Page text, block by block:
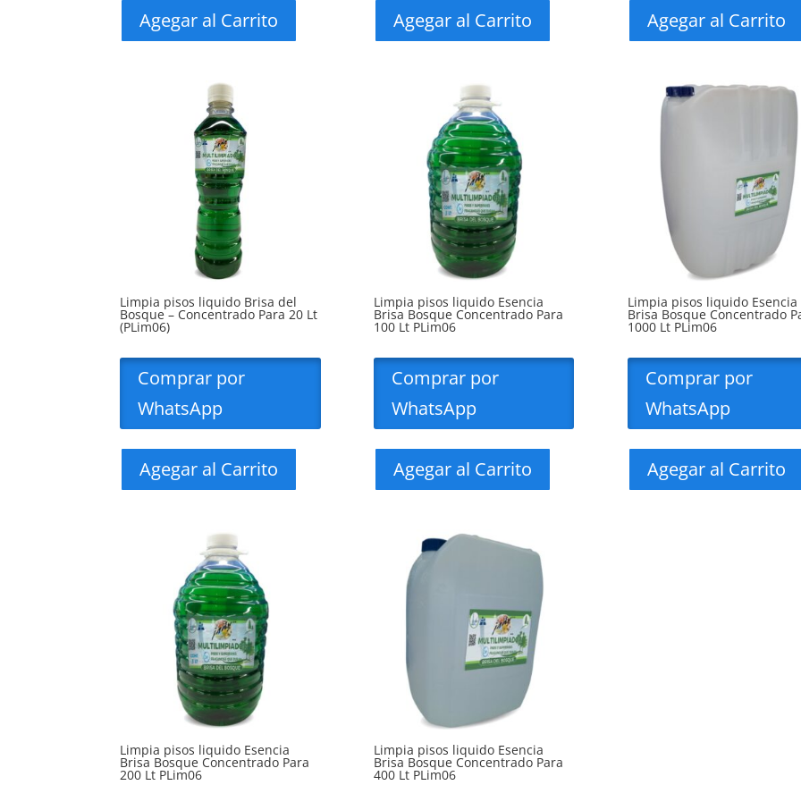
Agegar al Carrito Agegar al Carrito Agegar al Carrito
Limpia pisos liquido Brisa del
Bosque – Concentrado Para 20 Lt
(PLim06)
Comprar por
WhatsApp
Agegar al Carrito
Limpia pisos liquido Esencia
Brisa Bosque Concentrado Para
100 Lt PLim06
Comprar por
WhatsApp
Agegar al Carrito
Limpia pisos liquido Esencia
Brisa Bosque Concentrado
1000 Lt PLim06
Comprar por
WhatsApp
Agegar al Carrito
Limpia pisos liquido Esencia
Brisa Bosque Concentrado Para
200 Lt PLim06
Limpia pisos liquido Esencia
Brisa Bosque Concentrado Para
400 Lt PLim06